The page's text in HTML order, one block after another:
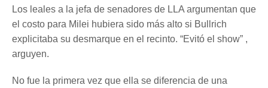
Los leales a la jefa de senadores de LLA argumentan que
el costo para Milei hubiera sido más alto si Bullrich
explicitaba su desmarque en el recinto. “Evitó el show” ,
arguyen.
No fue la primera vez que ella se diferencia de una